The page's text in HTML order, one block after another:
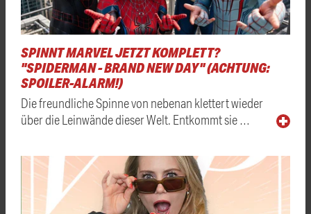
SPINNT MARVEL JETZT KOMPLETT?
"SPIDERMAN - BRAND NEW DAY" (ACHTUNG:
SPOILER-ALARM!)
Die freundliche Spinne von nebenan klettert wieder
über die Leinwände dieser Welt. Entkommt sie …